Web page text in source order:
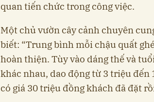
quan tiến chức trong công việc.
Một chủ vườn cây cảnh chuyên
biết: “Trung bình mỗi chậu quất
hoàn thiện. Tùy vào dáng thế và
khác nhau, dao động từ 3 triệu đến
có giá 30 triệu đồng khách đã đặt